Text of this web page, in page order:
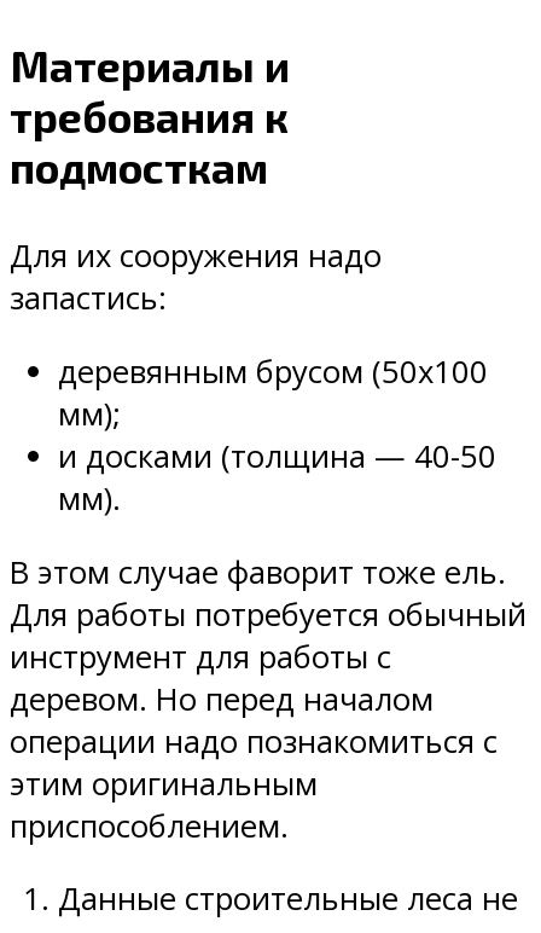
Материалы и
требования к
подмосткам
Для их сооружения надо
запастись:
деревянным брусом (50х100
мм);
и досками (толщина — 40-50
мм).
В этом случае фаворит тоже ель.
Для работы потребуется обычный
инструмент для работы с
деревом. Но перед началом
операции надо познакомиться с
этим оригинальным
приспособлением.
Данные строительные леса не